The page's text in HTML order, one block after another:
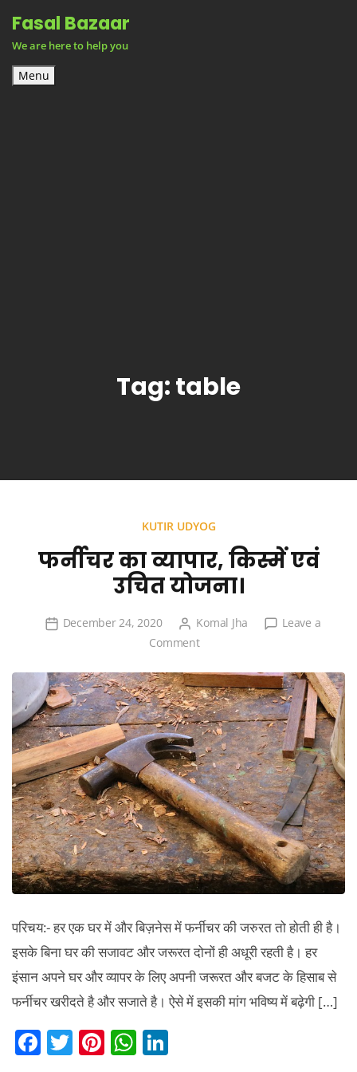
content
Fasal Bazaar
We are here to help you
Menu
Tag:table
KUTIR UDYOG
फर्नीचर का व्यापार, किस्में एवं
उचित योजना।
December 24, 2020 Komal Jha
Leave a
Commenton
का
व्यापार,
किस्में
एवं
उचित
योजना।
परिचय:- हर एक घर में और बिज़नेस में फर्नीचर की जरुरत तो होती ही है।
इसके बिना घर की सजावट और जरूरत दोनों ही अधूरी रहती है। हर
इंसान अपने घर और व्यापर के लिए अपनी जरूरत और बजट के हिसाब से
फर्नीचर खरीदते है और सजाते है। ऐसे में इसकी मांग भविष्य में बढ़ेगी […]
F T Pi W